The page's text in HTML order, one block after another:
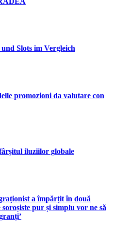
Slots im Vergleich
promozioni da valutare con
iluziilor globale
a împărțit în două
pur și simplu vor ne să